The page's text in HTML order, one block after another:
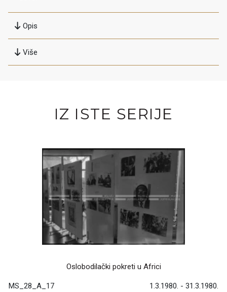
Opis
Više
IZ ISTE SERIJE
Oslobodilački pokreti u Africi
MS_28_A_17 1.3.1980. - 31.3.1980.